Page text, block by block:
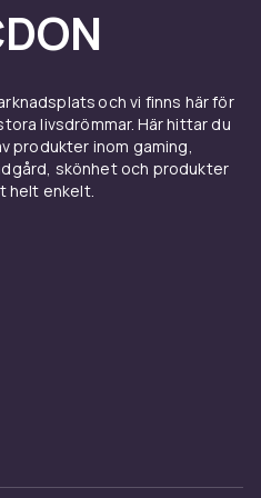
eftersom dragstart
specifika för en viss
reparation av
för att serva
för fordon
varför motorn inte
bil som inte startar
tomt eller trasigt
och vi finns här för
livsdrömmar. Här hittar du
produkter inom gaming,
skönhet och produkter
helt enkelt.